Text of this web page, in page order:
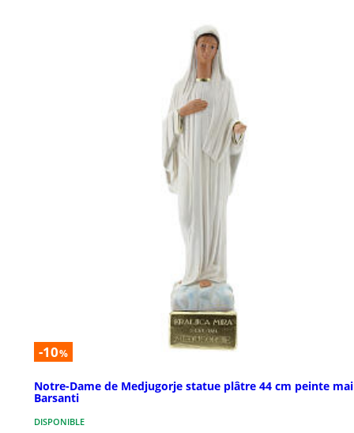
-10%
Notre-Dame de Medjugorje statue plâtre 44 cm peinte
Barsanti
DISPONIBLE